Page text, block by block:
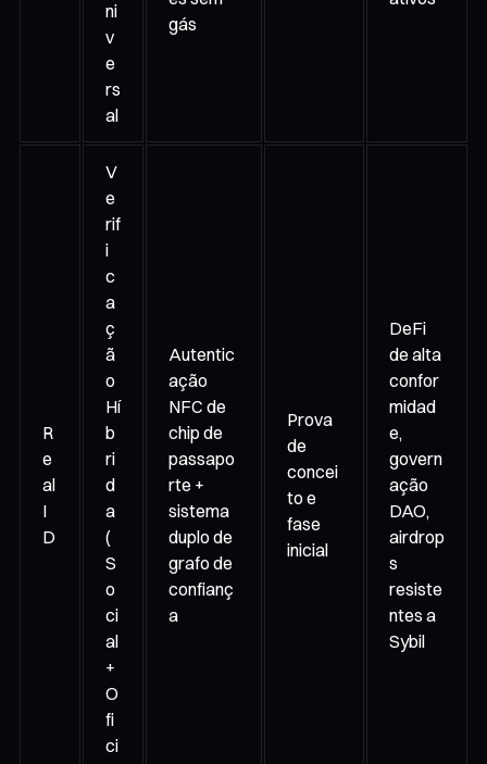
ni
v
e
rs
al
gás
R
e
al
I
D
V
e
rif
i
c
a
ç
ã
o
Hí
b
ri
d
a
(
S
o
ci
al
+
O
fi
ci
Autentic
ação
NFC de
chip de
passapo
rte +
sistema
duplo de
grafo de
confianç
a
Prova
de
concei
to e
fase
inicial
DeFi
de alta
confor
midad
e,
govern
ação
DAO,
airdrop
s
resiste
ntes a
Sybil